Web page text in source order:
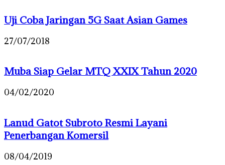
Uji Coba Jaringan 5G Saat Asian Games
27/07/2018
Muba Siap Gelar MTQ XXIX Tahun 2020
04/02/2020
Lanud Gatot Subroto Resmi Layani
Penerbangan Komersil
08/04/2019